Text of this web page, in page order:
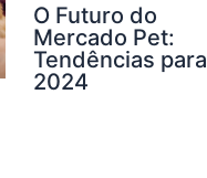
O Futuro do
Mercado Pet:
Tendências para
2024